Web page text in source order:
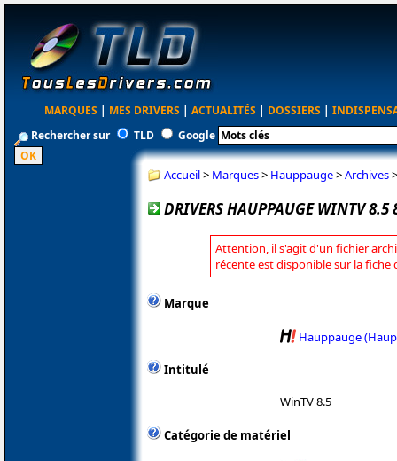
MARQUES | MES DRIVERS | ACTUALITÉS | DOSSIERS |
Rechercher sur
TLD Google
Accueil> Marques> Hauppauge>Archives
DRIVERS HAUPPAUGE WINTV 8.5
Attention, il s'agit d'un fichier
récente est disponible sur la fiche
Marque
Hauppauge
Intitulé
WinTV 8.5
Catégorie de matériel